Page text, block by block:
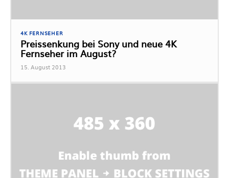
4K FERNSEHER
Preissenkung bei Sony und neue 4K
Fernseher im August?
15. August 2013